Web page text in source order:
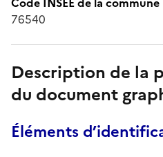
76540
Description de la
du document
Éléments